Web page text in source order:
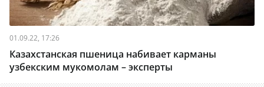
01.09.22, 17:26
Казахстанская пшеница набивает карманы
узбекским мукомолам – эксперты